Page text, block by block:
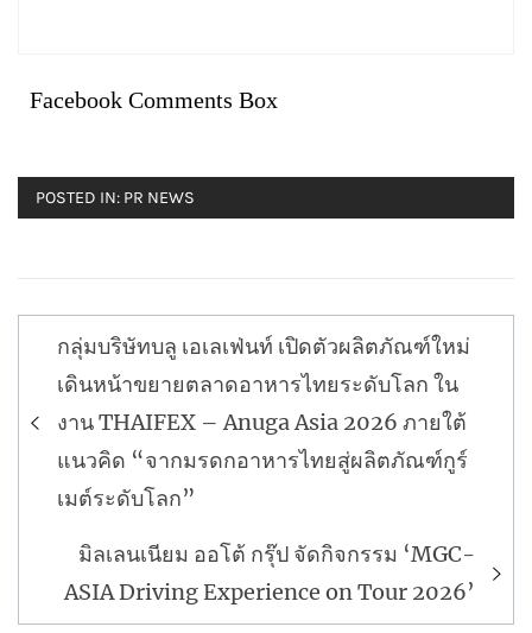
Facebook Comments Box
POSTED IN: PR NEWS
แนะแนว
เรื่อง
กลุ่มบริษัทบลู เอเลเฟ่นท์ เปิดตัวผลิตภัณฑ์ใหม่
เดินหน้าขยายตลาดอาหารไทยระดับโลก ใน
งาน THAIFEX – Anuga Asia 2026 ภายใต้
แนวคิด “จากมรดกอาหารไทยสู่ผลิตภัณฑ์กูร์
เมต์ระดับโลก”
มิลเลนเนียม ออโต้ กรุ๊ป จัดกิจกรรม ‘MGC-
ASIA Driving Experience on Tour 2026’